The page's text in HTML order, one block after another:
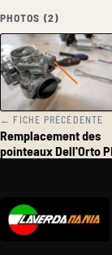
PHOTOS (2)
← FICHE PRÉCÉDENTE
Remplacement des
pointeaux Dell'Orto